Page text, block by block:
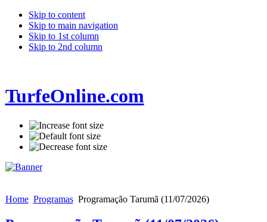
Skip to content
Skip to main navigation
Skip to 1st column
Skip to 2nd column
TurfeOnline.com
Home Programas Programação Tarumã (11/07/2026)